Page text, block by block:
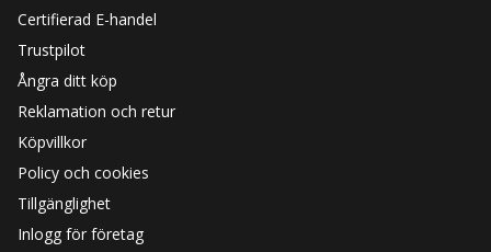
Certifierad E-handel
Trustpilot
Ångra ditt köp
Reklamation och retur
Köpvillkor
Policy och cookies
Tillgänglighet
Inlogg för företag